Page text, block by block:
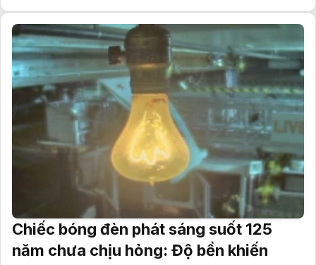
Chiếc bóng đèn phát sáng suốt 125
năm chưa chịu hỏng: Độ bền khiến